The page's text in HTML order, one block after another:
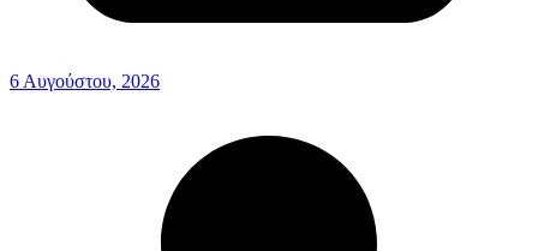
6 Αυγούστου, 2026